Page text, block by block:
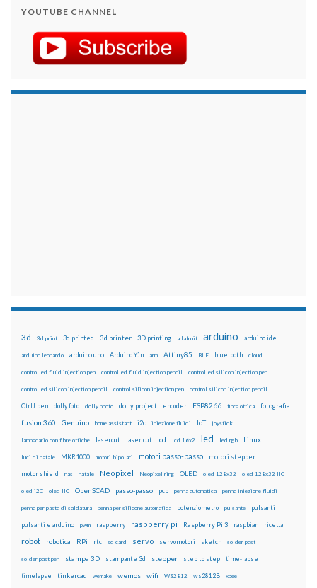
YOUTUBE CHANNEL
3d 3d print 3d printed 3d printer 3D printing adafruit arduino arduino ide
arduino leonardo arduino uno Arduino Yún arm Attiny85 BLE bluetooth cloud
controlled fluid injection pen controlled fluid injection pencil controlled silicon injection pen
controlled silicon injection pencil control silicon injection pen control silicon injection pencil
CtrlJ pen dolly foto dolly photo dolly project encoder ESP8266 fibra ottica fotografia
fusion 360 Genuino home assistant i2c iniezione fluidi IoT joystick
lampadario con fibre ottiche lasercut laser cut lcd lcd 16x2 led led rgb Linux
luci di natale MKR1000 motori bipolari motori passo-passo motori stepper
motor shield nas natale Neopixel Neopixel ring OLED oled 128x32 oled 128x32 IIC
oled i2C oled IIC OpenSCAD passo-passo pcb penna automatica penna iniezione fluidi
penna per pasta di saldatura penna per silicone automatica potenziometro pulsante pulsanti
pulsanti e arduino pwm raspberry raspberry pi Raspberry Pi 3 raspbian ricetta
robot robotica RPi rtc sd card servo servomotori sketch solder past
solder past pen stampa 3D stampante 3d stepper step to step time-lapse
timelapse tinkercad wemake wemos wifi WS2812 ws2812B xbee